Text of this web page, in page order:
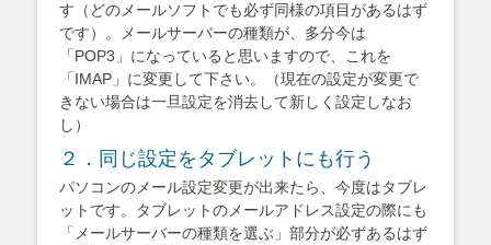
す（どのメールソフトでも必ず同様の項目があるはず
です）。メールサーバーの種類が、多分今は
「POP3」になっていると思いますので、これを
「IMAP」に変更して下さい。（現在の設定が変更で
きない場合は一旦設定を消去して新しく設定しなお
し）
２．同じ設定をタブレットにも行う
パソコンのメール設定変更が出来たら、今度はタブレ
ットです。タブレットのメールアドレス設定の際にも
「メールサーバーの種類を選ぶ」部分が必ずあるはず